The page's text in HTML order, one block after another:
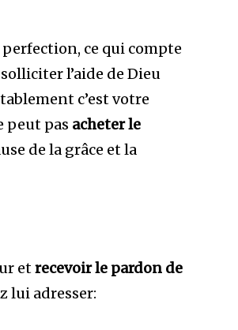
ce qui compte
l’aide de Dieu
c’est votre
peut pas acheter le
de la grâce et la
etrecevoir le pardon de
lui adresser: